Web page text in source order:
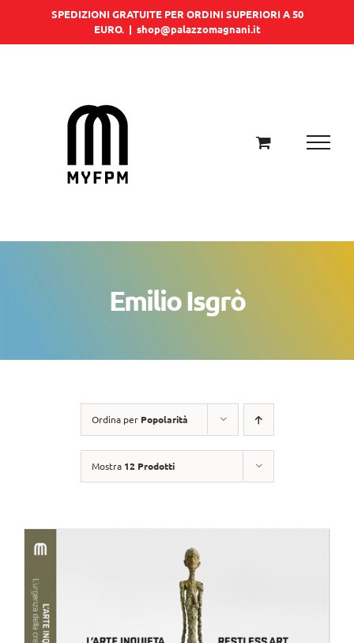
SPEDIZIONI GRATUITE PER ORDINI SUPERIORI A 50
EURO. | shop@palazzomagnani.it
Emilio Isgrò
Ordina per Popolarità
Mostra 12 Prodotti